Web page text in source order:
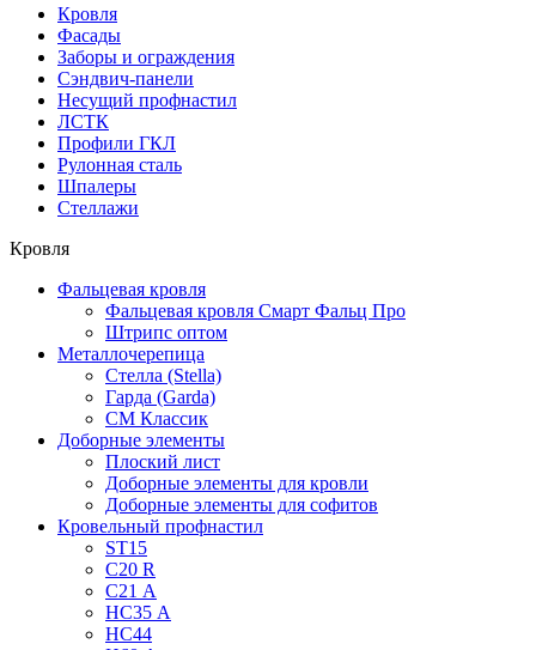
Кровля
Фасады
Заборы и ограждения
Сэндвич-панели
Несущий профнастил
ЛСТК
Профили ГКЛ
Рулонная сталь
Шпалеры
Стеллажи
Кровля
Фальцевая кровля
Фальцевая кровля Смарт Фальц Про
Штрипс оптом
Металлочерепица
Стелла (Stella)
Гарда (Garda)
СМ Классик
Доборные элементы
Плоский лист
Доборные элементы для кровли
Доборные элементы для софитов
Кровельный профнастил
ST15
С20 R
C21 А
НС35 А
НС44